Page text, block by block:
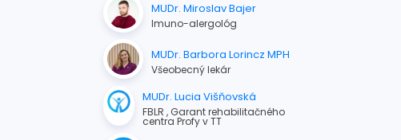
MUDr. Miroslav Bajer
Imuno-alergológ
MUDr. Barbora Lorincz MPH
Všeobecný lekár
MUDr. Lucia Višňovská
FBLR , Garant rehabilitačného
centra Profy v TT